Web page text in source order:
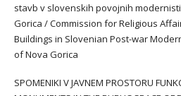
stavb v slovenskih povojnih
Gorica / Commission for Religious
Buildings in Slovenian Post-war
of Nova Gorica
SPOMENIKI V JAVNEM PROSTORU